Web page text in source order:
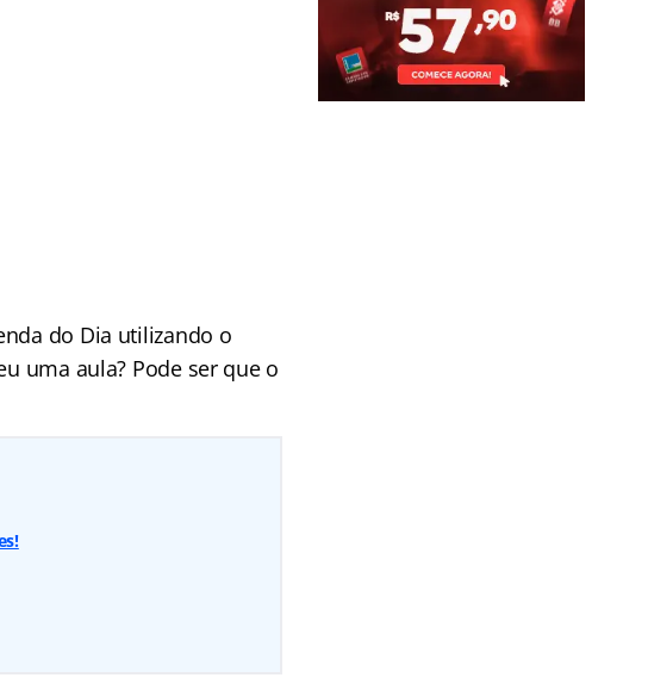
do Dia utilizando o
uma aula? Pode ser que o